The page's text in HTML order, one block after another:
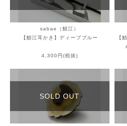
sabae（鯖江）
【鯖江耳かき】ディープブルー
4,300円(税抜)
【
SOLD OUT